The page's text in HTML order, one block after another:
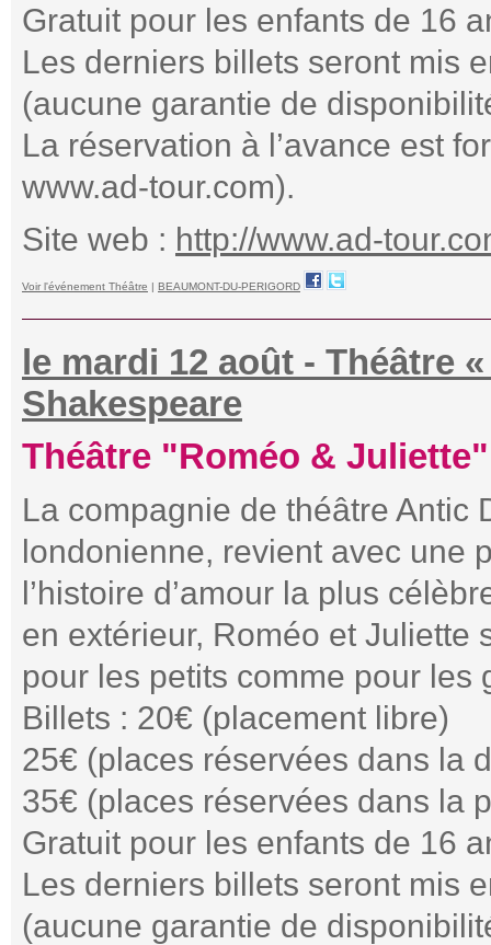
Gratuit pour les enfants de 16
Les derniers billets seront mis
(aucune garantie de
La réservation à l’avance est
www.ad-tour.com).
Site web : http://www.ad-
Voir l'événement Théâtre | BEAUMONT-DU-PERIGORD
le mardi 12 août - Théâtre
Shakespeare
Théâtre "Roméo &
La compagnie de théâtre Antic
londonienne, revient avec une
l’histoire d’amour la plus
en extérieur, Roméo et Juliette
pour les petits comme pour les
Billets : 20€ (placement libre)
25€ (places réservées dans la
35€ (places réservées dans la
Gratuit pour les enfants de 16
Les derniers billets seront mis
(aucune garantie de